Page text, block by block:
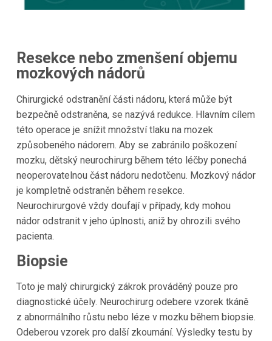
Resekce nebo zmenšení objemu
mozkových nádorů
Chirurgické odstranění části nádoru, která může být
bezpečně odstraněna, se nazývá redukce. Hlavním cílem
této operace je snížit množství tlaku na mozek
způsobeného nádorem. Aby se zabránilo poškození
mozku, dětský neurochirurg během této léčby ponechá
neoperovatelnou část nádoru nedotčenu. Mozkový nádor
je kompletně odstraněn během resekce.
Neurochirurgové vždy doufají v případy, kdy mohou
nádor odstranit v jeho úplnosti, aniž by ohrozili svého
pacienta.
Biopsie
Toto je malý chirurgický zákrok prováděný pouze pro
diagnostické účely. Neurochirurg odebere vzorek tkáně
z abnormálního růstu nebo léze v mozku během biopsie.
Odeberou vzorek pro další zkoumání. Výsledky testu by